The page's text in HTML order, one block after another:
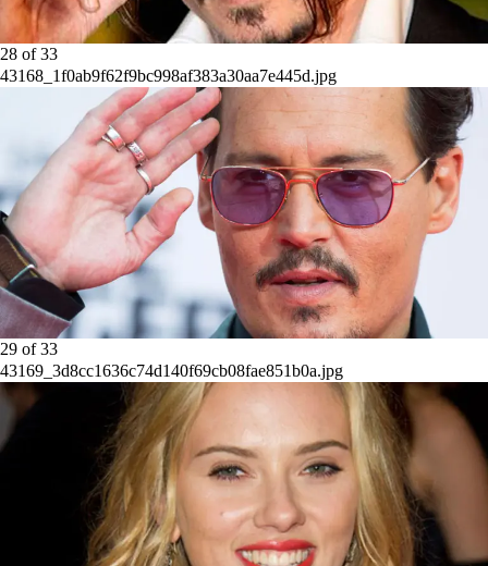
28 of33
43168_1f0ab9f62f9bc998af383a30aa7e445d.jpg
29 of33
43169_3d8cc1636c74d140f69cb08fae851b0a.jpg